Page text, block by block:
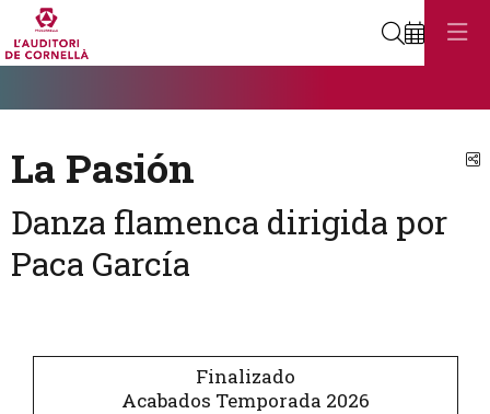
Buscar
La Pasión
Danza flamenca dirigida por
Paca García
Finalizado
Acabados Temporada 2026